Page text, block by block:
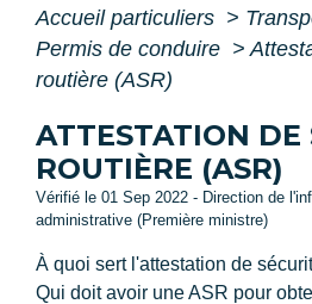
Accueil particuliers >
Permis de conduire >
routière (ASR)
ATTESTATION DE
ROUTIÈRE (ASR)
Vérifié le 01 Sep 2022 - Direction de
administrative (Première ministre)
À quoi sert l'attestation de
Qui doit avoir une ASR pour